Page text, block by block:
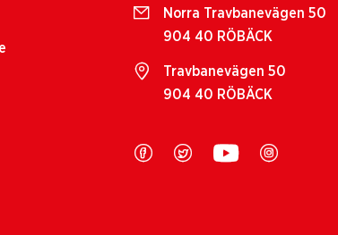
Norra Travbanevägen 50
904 40 RÖBÄCK
Travbanevägen 50
904 40 RÖBÄCK